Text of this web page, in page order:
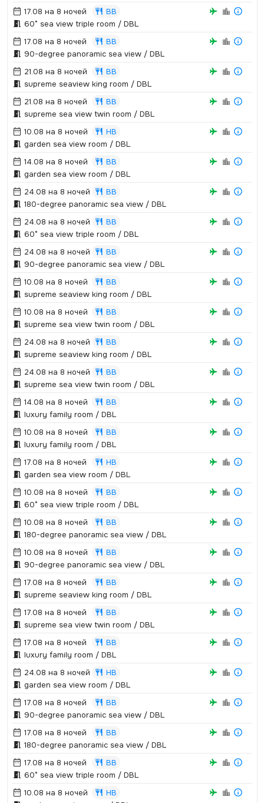
17.08 на 8 ночей
BB
60° sea view triple room / DBL
17.08 на 8 ночей
BB
90-degree panoramic sea view / DBL
21.08 на 8 ночей
BB
supreme seaview king room / DBL
21.08 на 8 ночей
BB
supreme sea view twin room / DBL
10.08 на 8 ночей
HB
garden sea view room / DBL
14.08 на 8 ночей
BB
garden sea view room / DBL
24.08 на 8 ночей
BB
180-degree panoramic sea view / DBL
24.08 на 8 ночей
BB
60° sea view triple room / DBL
24.08 на 8 ночей
BB
90-degree panoramic sea view / DBL
10.08 на 8 ночей
BB
supreme seaview king room / DBL
10.08 на 8 ночей
BB
supreme sea view twin room / DBL
24.08 на 8 ночей
BB
supreme seaview king room / DBL
24.08 на 8 ночей
BB
supreme sea view twin room / DBL
14.08 на 8 ночей
BB
luxury family room / DBL
10.08 на 8 ночей
BB
luxury family room / DBL
17.08 на 8 ночей
HB
garden sea view room / DBL
10.08 на 8 ночей
BB
60° sea view triple room / DBL
10.08 на 8 ночей
BB
180-degree panoramic sea view / DBL
10.08 на 8 ночей
BB
90-degree panoramic sea view / DBL
17.08 на 8 ночей
BB
supreme seaview king room / DBL
17.08 на 8 ночей
BB
supreme sea view twin room / DBL
17.08 на 8 ночей
BB
luxury family room / DBL
24.08 на 8 ночей
HB
garden sea view room / DBL
17.08 на 8 ночей
BB
90-degree panoramic sea view / DBL
17.08 на 8 ночей
BB
180-degree panoramic sea view / DBL
17.08 на 8 ночей
BB
60° sea view triple room / DBL
10.08 на 8 ночей
HB